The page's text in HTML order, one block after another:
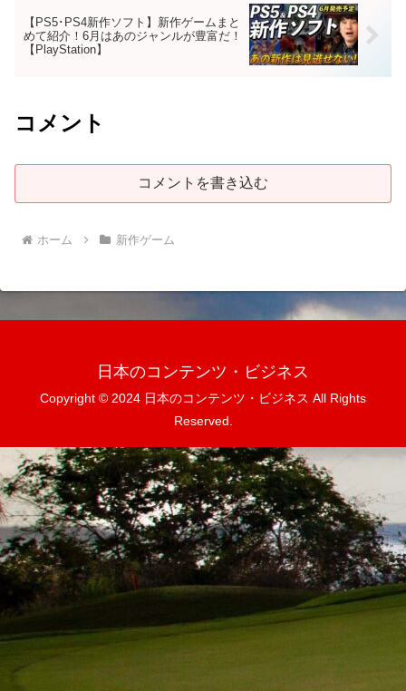
【PS5･PS4新作ソフト】新作ゲームまと
めて紹介！6月はあのジャンルが豊富だ！
【PlayStation】
コメント
コメントを書き込む
ホーム 新作ゲーム
日本のコンテンツ・ビジネス
Copyright © 2024 日本のコンテンツ・ビジネス All Rights
Reserved.